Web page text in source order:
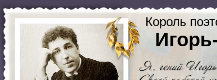
Король